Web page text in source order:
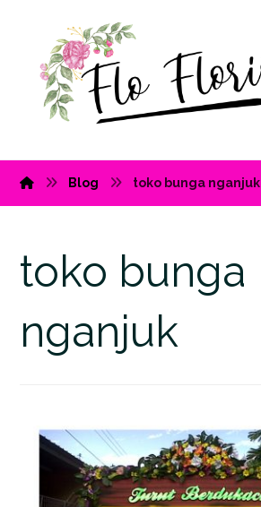
Blog toko bunga nganjuk
toko bunga
nganjuk